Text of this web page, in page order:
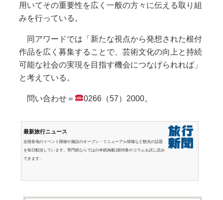
用いてその重要性を広く一般の方々に伝える取り組
みを行っている。
同アワードでは「新たな視点から発想された根付
作品を広く募集することで、芸術文化の向上と持続
可能な社会の実現を目指す機会につなげられれば」
と考えている。
問い合わせ＝ 0266（57）2000。
最新旅行ニュース
全国各地のイベント開催や施設のオープン・リニューアル情報など観光の話題
を毎日配信しています。専門紙ならではの本紙掲載1面特集やコラムも試し読み
できます。